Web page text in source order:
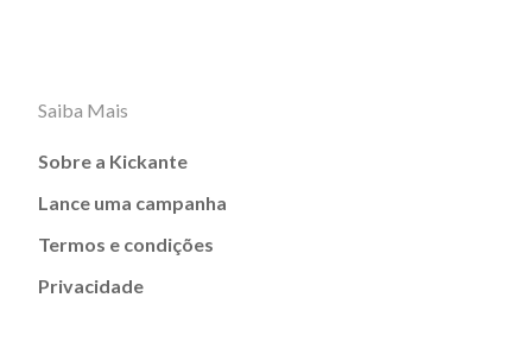
Saiba Mais
Sobre a Kickante
Lance uma campanha
Termos e condições
Privacidade